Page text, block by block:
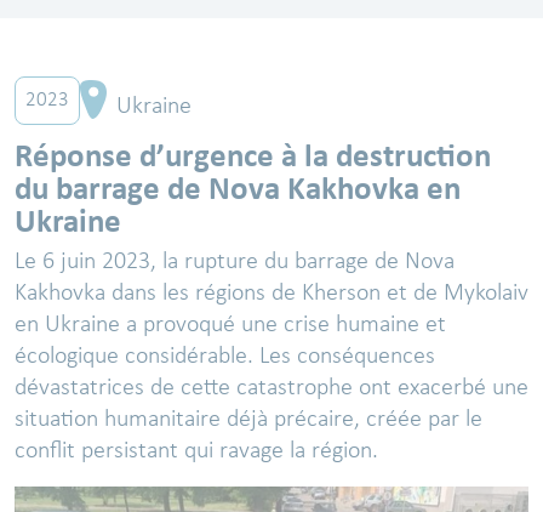
2023 Ukraine
Réponse d’urgence à la destruction
du barrage de Nova Kakhovka en
Ukraine
Le 6 juin 2023, la rupture du barrage de Nova
Kakhovka dans les régions de Kherson et de Mykolaiv
en Ukraine a provoqué une crise humaine et
écologique considérable. Les conséquences
dévastatrices de cette catastrophe ont exacerbé une
situation humanitaire déjà précaire, créée par le
conflit persistant qui ravage la région.